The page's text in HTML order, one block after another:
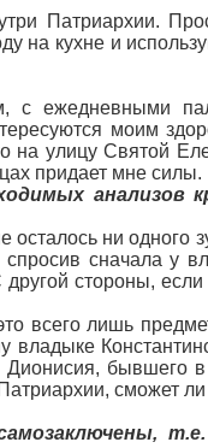
Патриархии.
на кухне и
ежедневными
моим
на улицу Святой
придает мне силы.
анализов
ни одного
спросив сначала у
стороны,
всего лишь
Дионисия,
сможет ли